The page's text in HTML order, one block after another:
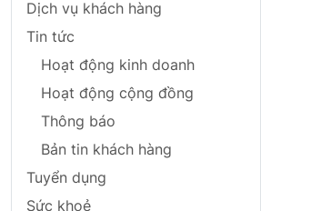
Dịch vụ khách hàng
Tin tức
Hoạt động kinh doanh
Hoạt động cộng đồng
Thông báo
Bản tin khách hàng
Tuyển dụng
Sức khoẻ